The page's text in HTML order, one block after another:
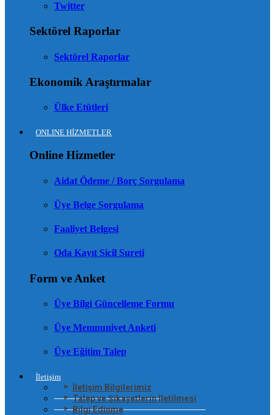
Twitter
Sektörel Raporlar
Sektörel Raporlar
Ekonomik Araştırmalar
Ülke Etütleri
ONLINE HİZMETLER
Online Hizmetler
Aidat Ödeme / Borç Sorgulama
Üye Belge Sorgulama
Faaliyet Belgesi
Oda Kayıt Sicil Sureti
Form ve Anket
Üye Bilgi Güncelleme Formu
Üye Memnuniyet Anketi
Üye Eğitim Talep
İletişim
İletişim Bilgilerimiz
Talep ve Şikayetlerin İletilmesi
Bilgi Edinme